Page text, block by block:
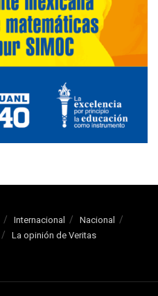
Internacional
Nacional
La opinión de Veritas